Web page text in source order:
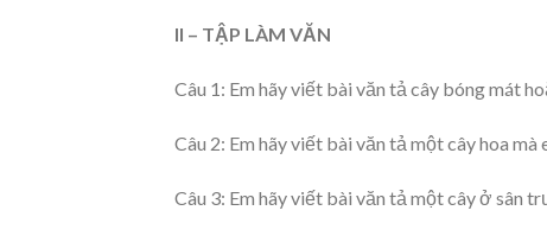
II – TẬP LÀM VĂN
Câu 1: Em hãy viết bài văn tả cây bóng mát
Câu 2: Em hãy viết bài văn tả một cây hoa mà
Câu 3: Em hãy viết bài văn tả một cây ở sân